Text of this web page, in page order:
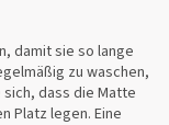
damit sie so lange
zu waschen,
dass die Matte
Platz legen. Eine